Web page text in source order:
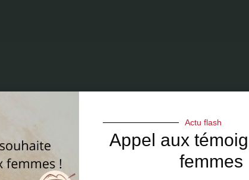
Actu flash
Appel aux
femmes